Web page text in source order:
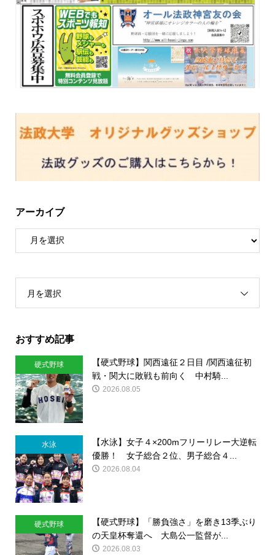
アーカイブ
月を選択
おすすめ記事
硬式野球
【硬式野球】関西遠征２日目 /関西遠征初
戦・関大に敗戦も前向く 中村騎...
2026.08.05
水泳
【水泳】女子４×200mフリーリレー大逆転
優勝！ 女子総合２位、男子総合４...
2026.08.04
硬式野球
【硬式野球】「勝負強さ」を磨き13季ぶり
の天皇杯奪還へ 大島公一監督が...
2026.08.03